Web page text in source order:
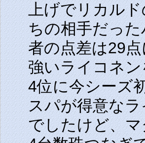
上げでリカル
ちの相手だっ
者の点差は29
強いライコネ
4位に今シーズ
スパが得意な
でしたけど、